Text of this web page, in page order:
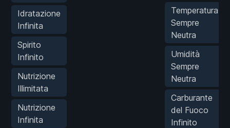
Idratazione
Infinita
Spirito
Infinito
Nutrizione
Illimitata
Nutrizione
Infinita
Temperatura
Sempre
Neutra
Umidità
Sempre
Neutra
Carburante
del Fuoco
Infinito